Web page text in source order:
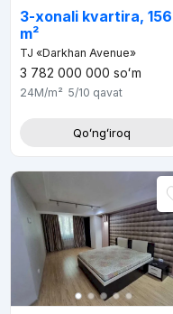
3-xonali kvartira, 156
m²
TJ «Darkhan Avenue»
3 782 000 000 soʻm
24M/m² 5/10 qavat
Qoʻngʻiroq